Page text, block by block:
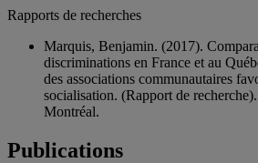
Rapports de recherches
Marquis, Benjamin. (2017).
discriminations en France et au
des associations communautaires
socialisation. (Rapport de
Montréal.
Publications